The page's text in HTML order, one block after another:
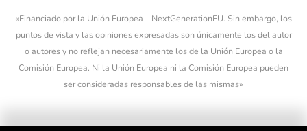
«Financiado por la Unión Europea – NextGenerationEU. Sin embargo, los
puntos de vista y las opiniones expresadas son únicamente los del autor
o autores y no reflejan necesariamente los de la Unión Europea o la
Comisión Europea. Ni la Unión Europea ni la Comisión Europea pueden
ser consideradas responsables de las mismas»